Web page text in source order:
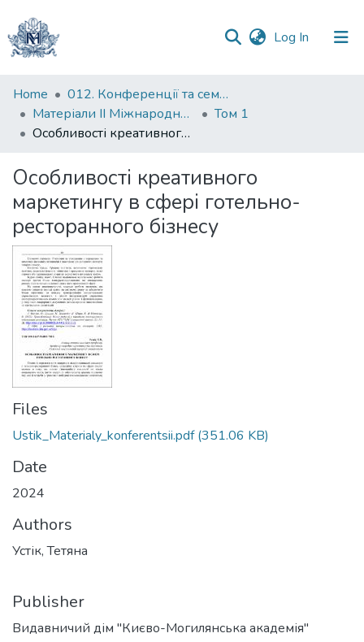
Log In (current)
Communities
&
Collections
Statistics
Home
012. Конференції та семінари НаУКМА
Матеріали II Міжнародної науково-практичної конференції "Менеджмент та маркетинг як фактори розвитку бізнесу", 17-19 квітня 2024 р.
Том 1
Особливості креативного маркетингу в сфері готельно-ресторанного бізнесу
Особливості креативного
маркетингу в сфері готельно-
ресторанного бізнесу
Files
Ustik_Materialy_konferentsii.pdf(351.06 KB)
Date
2024
Authors
Устік, Тетяна
Publisher
Видавничий дім "Києво-Могилянська академія"